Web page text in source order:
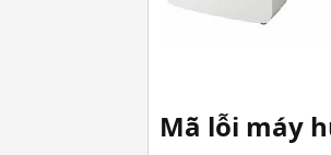
Mã lỗi máy